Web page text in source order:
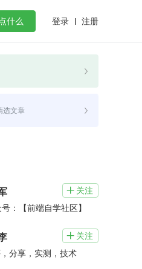
什么 登录 注册
选文章
 关注
：【前端自学社区】
 关注
分享，实测，技术